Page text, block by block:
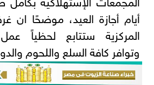
أيام أجازة العيد، موضحًا ان
المركزية ستتابع لحظياً
وتوافر كافة السلع واللحوم